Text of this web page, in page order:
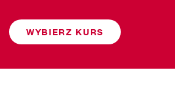
WYBIERZ KURS